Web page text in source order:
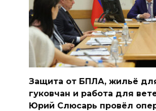
Защита от БПЛА, жильё
гуковчан и работа для
Юрий Слюсарь провёл